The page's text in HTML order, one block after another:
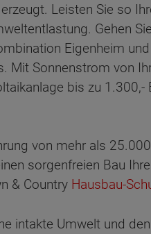
Leisten Sie so
Gehen
Eigenheim und
Mit Sonnenstrom von
bis zu 1.300,-
von mehr als
sorgenfreien Bau
& Country Hausbau-
intakte Umwelt und